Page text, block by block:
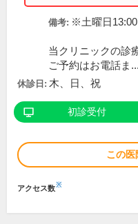
備考: ※土曜日
当クリニックの診
ご予約はお電話ま
休診日: 木、日、祝
初診受付
この医
アクセス数※